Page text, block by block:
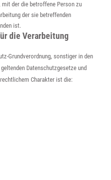
mit der die betroffene Person zu
der sie betreffenden
ist.
die Verarbeitung
Grundverordnung, sonstiger in den
Datenschutzgesetze und
Charakter ist die: